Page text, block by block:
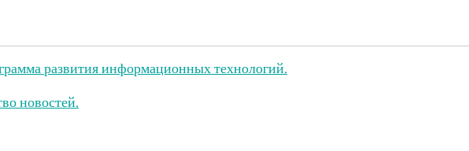
развития информационных технологий.
новостей.